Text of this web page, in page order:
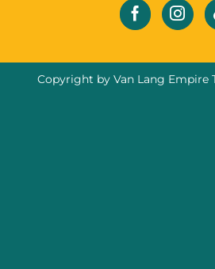
Copyright by Van Lang Empire